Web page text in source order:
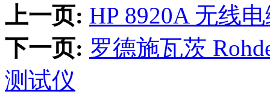
上一页: HP 8920A 无线
下一页: 罗德施瓦茨
测试仪